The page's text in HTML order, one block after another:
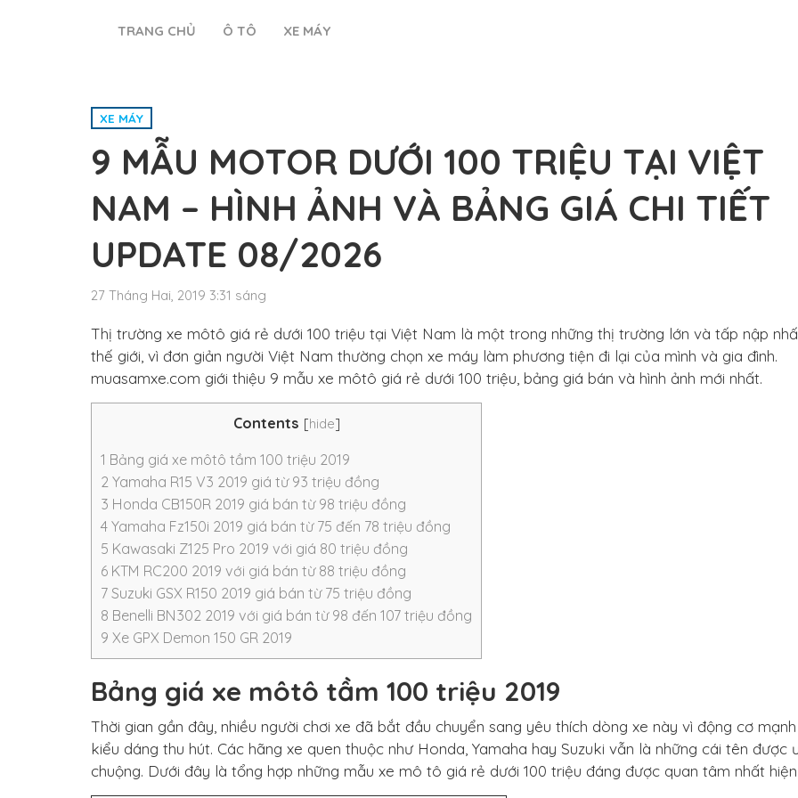
TRANG CHỦ Ô TÔ XE MÁY
XE MÁY
9 MẪU MOTOR DƯỚI 100 TRIỆU TẠI VIỆT
NAM – HÌNH ẢNH VÀ BẢNG GIÁ CHI TIẾT
UPDATE 08/2026
27 Tháng Hai, 2019 3:31 sáng
Thị trường xe môtô giá rẻ dưới 100 triệu tại Việt Nam là một trong những thị trường lớn và tấp nập
thế giới, vì đơn giản người Việt Nam thường chọn xe máy làm phương tiện đi lại của mình và gia đình.
muasamxe.com giới thiệu 9 mẫu xe môtô giá rẻ dưới 100 triệu, bảng giá bán và hình ảnh mới nhất.
Contents [hide]
1 Bảng giá xe môtô tầm 100 triệu 2019
2 Yamaha R15 V3 2019 giá từ 93 triệu đồng
3 Honda CB150R 2019 giá bán từ 98 triệu đồng
4 Yamaha Fz150i 2019 giá bán từ 75 đến 78 triệu đồng
5 Kawasaki Z125 Pro 2019 với giá 80 triệu đồng
6 KTM RC200 2019 với giá bán từ 88 triệu đồng
7 Suzuki GSX R150 2019 giá bán từ 75 triệu đồng
8 Benelli BN302 2019 với giá bán từ 98 đến 107 triệu đồng
9 Xe GPX Demon 150 GR 2019
Bảng giá xe môtô tầm 100 triệu 2019
Thời gian gần đây, nhiều người chơi xe đã bắt đầu chuyển sang yêu thích dòng xe này vì động cơ
kiểu dáng thu hút. Các hãng xe quen thuộc như Honda, Yamaha hay Suzuki vẫn là những cái tên được
chuộng. Dưới đây là tổng hợp những mẫu xe mô tô giá rẻ dưới 100 triệu đáng được quan tâm nhất